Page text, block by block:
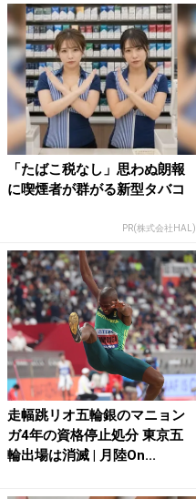
「たばこ税なし」思わぬ朗報
に喫煙者が群がる新型タバコ
PR(株式会社HAL)
走幅跳リオ五輪銀のマニョン
ガ4年の資格停止処分 東京五
輪出場は消滅 | 月陸On...